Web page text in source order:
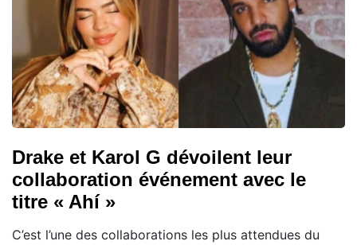
Drake et Karol G dévoilent leur
collaboration événement avec le
titre « Ahí »
C’est l’une des collaborations les plus attendues du